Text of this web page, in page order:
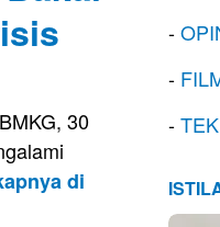
30
di
-
-
-